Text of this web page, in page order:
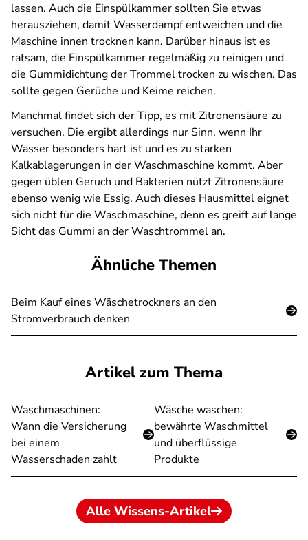
lassen. Auch die Einspülkammer sollten Sie etwas
herausziehen, damit Wasserdampf entweichen und die
Maschine innen trocknen kann. Darüber hinaus ist es
ratsam, die Einspülkammer regelmäßig zu reinigen und
die Gummidichtung der Trommel trocken zu wischen. Das
sollte gegen Gerüche und Keime reichen.
Manchmal findet sich der Tipp, es mit Zitronensäure zu
versuchen. Die ergibt allerdings nur Sinn, wenn Ihr
Wasser besonders hart ist und es zu starken
Kalkablagerungen in der Waschmaschine kommt. Aber
gegen üblen Geruch und Bakterien nützt Zitronensäure
ebenso wenig wie Essig. Auch dieses Hausmittel eignet
sich nicht für die Waschmaschine, denn es greift auf lange
Sicht das Gummi an der Waschtrommel an.
Ähnliche Themen
Beim Kauf eines Wäschetrockners an den
Stromverbrauch denken
Artikel zum Thema
Waschmaschinen:
Wann die Versicherung
bei einem
Wasserschaden zahlt
Wäsche waschen:
bewährte Waschmittel
und überflüssige
Produkte
Alle Wissens-Artikel